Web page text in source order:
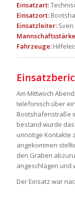
Einsatzart:
Einsatzort:
Einsatzleiter:Sven
Fahrzeuge:
Am Mittwoch
telefonisch über
Bootshafenstraße
bestand wurde das
unnötige Kontakte
angekommen
den Graben
angeschlagen und
Der Einsatz war